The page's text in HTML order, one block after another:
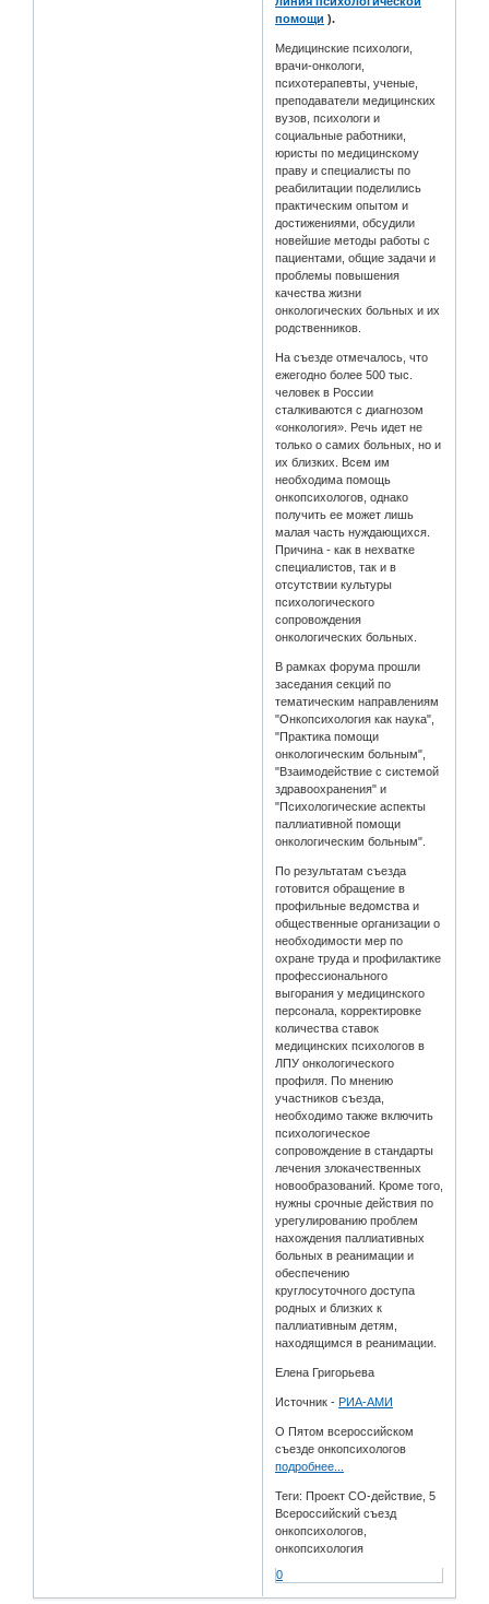
помощи ).
Медицинские психологи,
врачи-онкологи,
психотерапевты, ученые,
преподаватели медицинских
вузов, психологи и
социальные работники,
юристы по медицинскому
праву и специалисты по
реабилитации поделились
практическим опытом и
достижениями, обсудили
новейшие методы работы с
пациентами, общие задачи и
проблемы повышения
качества жизни
онкологических больных и их
родственников.
На съезде отмечалось, что
ежегодно более 500 тыс.
человек в России
сталкиваются с диагнозом
«онкология». Речь идет не
только о самих больных, но и
их близких. Всем им
необходима помощь
онкопсихологов, однако
получить ее может лишь
малая часть нуждающихся.
Причина - как в нехватке
специалистов, так и в
отсутствии культуры
психологического
сопровождения
онкологических больных.
В рамках форума прошли
заседания секций по
тематическим направлениям
"Онкопсихология как наука",
"Практика помощи
онкологическим больным",
"Взаимодействие с системой
здравоохранения" и
"Психологические аспекты
паллиативной помощи
онкологическим больным".
По результатам съезда
готовится обращение в
профильные ведомства и
общественные организации о
необходимости мер по
охране труда и профилактике
профессионального
выгорания у медицинского
персонала, корректировке
количества ставок
медицинских психологов в
ЛПУ онкологического
профиля. По мнению
участников съезда,
необходимо также включить
психологическое
сопровождение в стандарты
лечения злокачественных
новообразований. Кроме того,
нужны срочные действия по
урегулированию проблем
нахождения паллиативных
больных в реанимации и
обеспечению
круглосуточного доступа
родных и близких к
паллиативным детям,
находящимся в реанимации.
Елена Григорьева
Источник -РИА-АМИ
О Пятом всероссийском
съезде онкопсихологов
подробнее...
Теги: Проект СО-действие, 5
Всероссийский съезд
онкопсихологов,
онкопсихология
0